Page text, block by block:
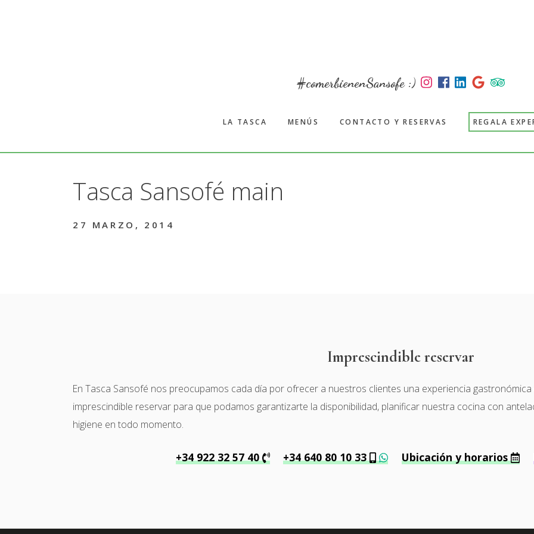
#comerbienenSansofe :)
LA TASCA MENÚS CONTACTO Y RESERVAS REGALA
Tasca Sansofé main
27 MARZO, 2014
Imprescindible reservar
En Tasca Sansofé nos preocupamos cada día por ofrecer a nuestros clientes una experiencia gastronómica
imprescindible reservar para que podamos garantizarte la disponibilidad, planificar nuestra cocina con
higiene en todo momento.
+34 922 32 57 40 +34 640 80 10 33 Ubicación y horarios